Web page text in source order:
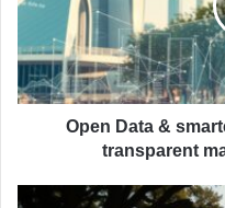
Verwaltung:
Lippe
transparent
macht
Open Data &
transparent
Film